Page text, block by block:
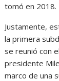
tomó en 2018.
Justamente,
la primera
se reunió con
presidente
marco de una